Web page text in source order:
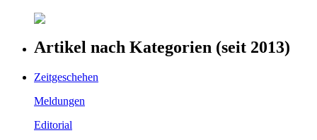
Artikel nach Kategorien (seit 2013)
Zeitgeschehen
Meldungen
Editorial